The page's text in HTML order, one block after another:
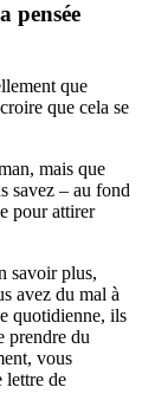
pensée
que
que cela se
mais que
savez – au fond
pour attirer
savoir plus,
avez du mal à
quotidienne, ils
prendre du
vous
lettre de